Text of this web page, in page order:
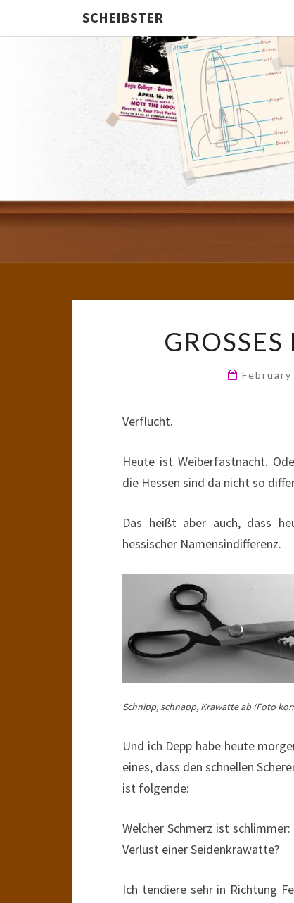
SCHEIBSTER
GROSSES
Verflucht.
Heute ist Weiberfastnacht.
die Hessen sind da nicht so
Das heißt aber auch, dass
hessischer Namensindifferenz.
Schnipp, schnapp, Krawatte ab (Foto
Und ich Depp habe heute
eines, dass den schnellen
ist folgende:
Welcher Schmerz ist
Verlust einer Seidenkrawatte?
Ich tendiere sehr in Richtung